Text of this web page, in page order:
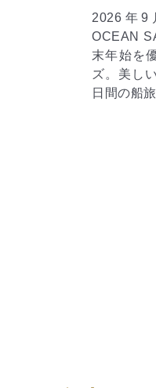
船「MITSUI
隆を巡り、年
・台湾クルー
しむ、特別な9
【
ンペー
申込期
（金）
キャン